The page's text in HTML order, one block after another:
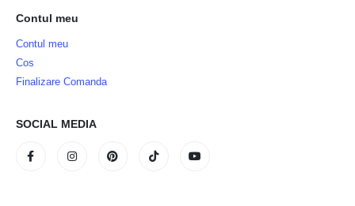
Contul meu
Contul meu
Cos
Finalizare Comanda
SOCIAL MEDIA